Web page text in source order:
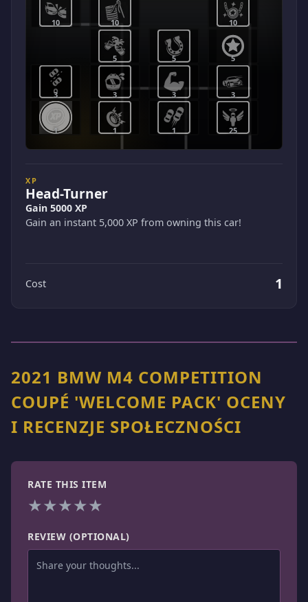
1 1 1 25
3 3 3 3
5 5 5
10 10 10
XP
Head-Turner
Gain 5000 XP
Gain an instant 5,000 XP from owning this car!
Cost 1
2021 BMW M4 COMPETITION
COUPÉ 'WELCOME PACK' OCENY
I RECENZJE SPOŁECZNOŚCI
RATE THIS ITEM
★★★★★
REVIEW (OPTIONAL)